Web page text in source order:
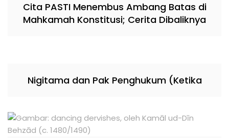
Cita PASTI Menembus Ambang Batas di
Mahkamah Konstitusi; Cerita Dibaliknya
Nigitama dan Pak Penghukum (Ketika